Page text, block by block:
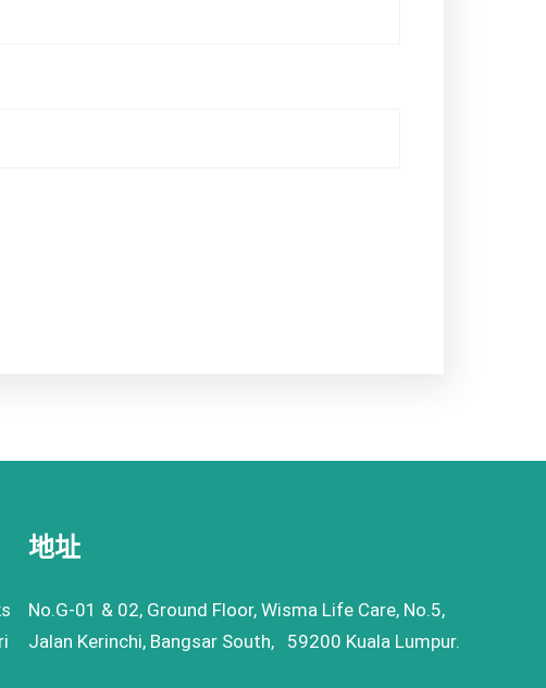
地址
No.G-01 & 02, Ground Floor, Wisma Life Care, No.5,
Jalan Kerinchi, Bangsar South, 59200 Kuala Lumpur.